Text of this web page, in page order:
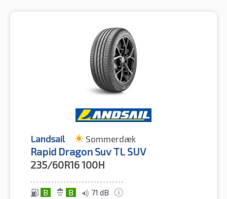
Landsail Sommerdæk
Rapid Dragon Suv TL SUV
235/60R16100H
B B 71 dB